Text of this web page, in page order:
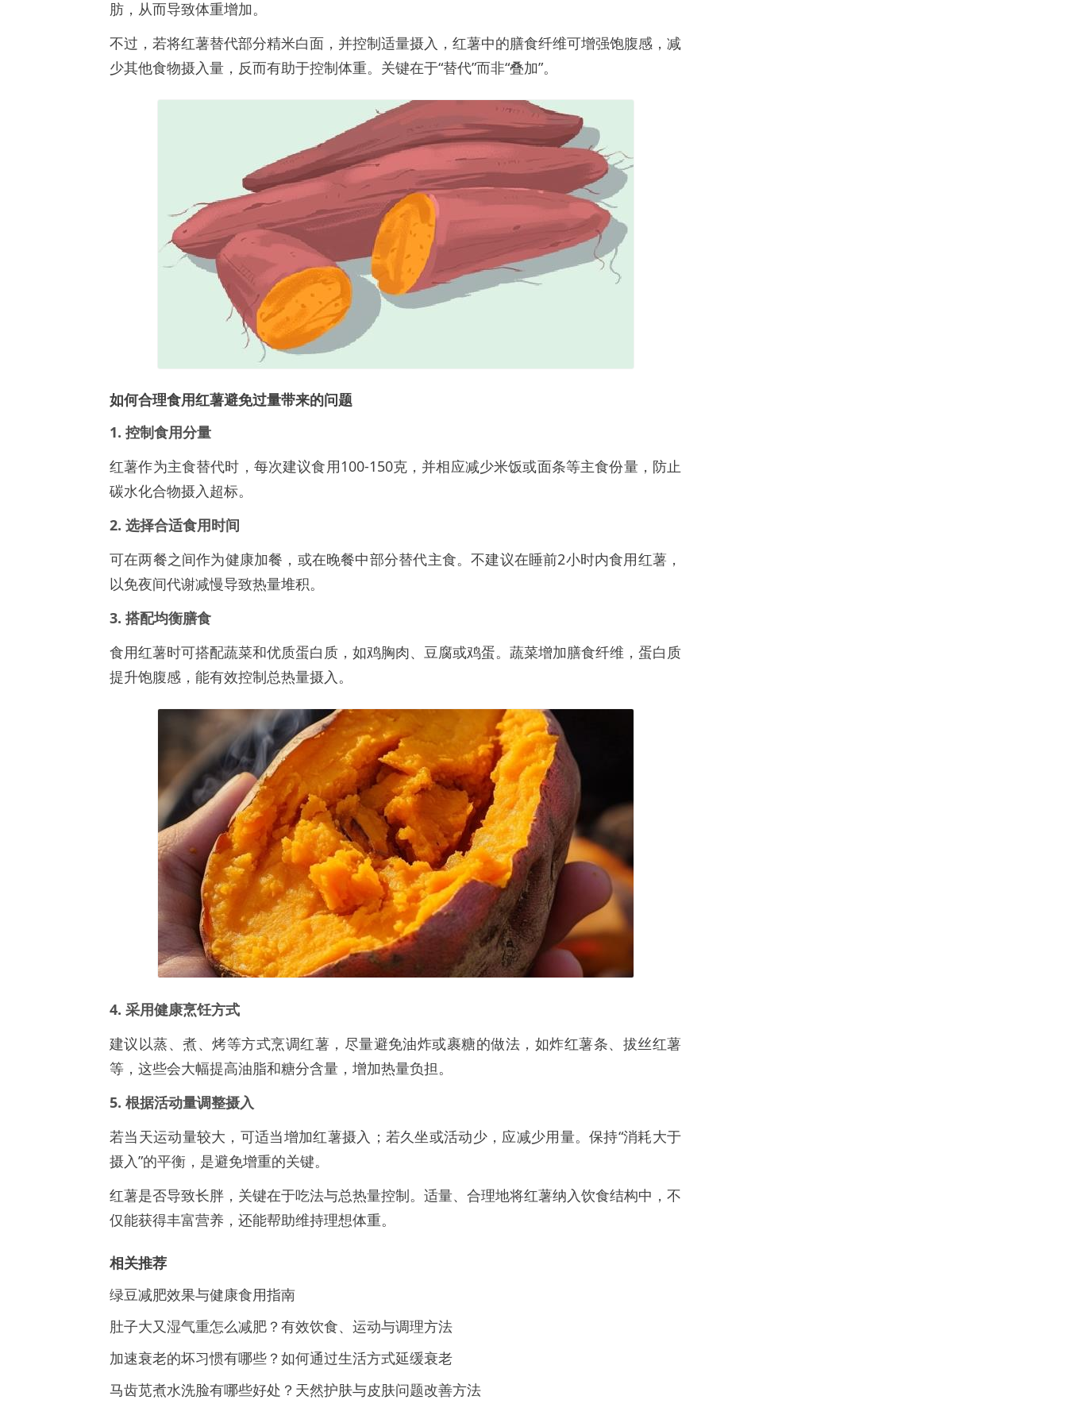
肪，从而导致体重增加。
不过，若将红薯替代部分精米白面，并控制适量摄入，红薯中的膳食纤维可增强饱腹感，减
少其他食物摄入量，反而有助于控制体重。关键在于“替代”而非“叠加”。
如何合理食用红薯避免过量带来的问题
1. 控制食用分量
红薯作为主食替代时，每次建议食用100-150克，并相应减少米饭或面条等主食份量，防止
碳水化合物摄入超标。
2. 选择合适食用时间
可在两餐之间作为健康加餐，或在晚餐中部分替代主食。不建议在睡前2小时内食用红薯，
以免夜间代谢减慢导致热量堆积。
3. 搭配均衡膳食
食用红薯时可搭配蔬菜和优质蛋白质，如鸡胸肉、豆腐或鸡蛋。蔬菜增加膳食纤维，蛋白质
提升饱腹感，能有效控制总热量摄入。
4. 采用健康烹饪方式
建议以蒸、煮、烤等方式烹调红薯，尽量避免油炸或裹糖的做法，如炸红薯条、拔丝红薯
等，这些会大幅提高油脂和糖分含量，增加热量负担。
5. 根据活动量调整摄入
若当天运动量较大，可适当增加红薯摄入；若久坐或活动少，应减少用量。保持“消耗大于
摄入”的平衡，是避免增重的关键。
红薯是否导致长胖，关键在于吃法与总热量控制。适量、合理地将红薯纳入饮食结构中，不
仅能获得丰富营养，还能帮助维持理想体重。
相关推荐
绿豆减肥效果与健康食用指南
肚子大又湿气重怎么减肥？有效饮食、运动与调理方法
加速衰老的坏习惯有哪些？如何通过生活方式延缓衰老
马齿苋煮水洗脸有哪些好处？天然护肤与皮肤问题改善方法